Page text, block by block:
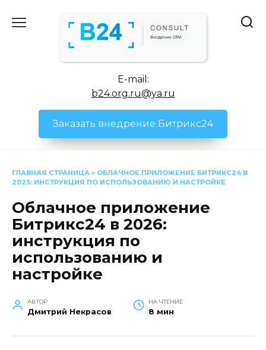
E-mail:
b24.org.ru@ya.ru
Заказать внедрение Битрикс24
ГЛАВНАЯ СТРАНИЦА » ОБЛАЧНОЕ ПРИЛОЖЕНИЕ БИТРИКС24 В
2025: ИНСТРУКЦИЯ ПО ИСПОЛЬЗОВАНИЮ И НАСТРОЙКЕ
Облачное приложение
Битрикс24 в 2026:
инструкция по
использованию и
настройке
АВТОР
Дмитрий Некрасов
НА ЧТЕНИЕ
8 мин